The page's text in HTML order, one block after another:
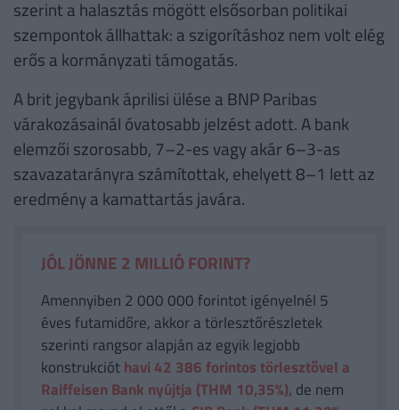
szerint a halasztás mögött elsősorban politikai
szempontok állhattak: a szigorításhoz nem volt elég
erős a kormányzati támogatás.
A brit jegybank áprilisi ülése a BNP Paribas
várakozásainál óvatosabb jelzést adott. A bank
elemzői szorosabb, 7–2-es vagy akár 6–3-as
szavazatarányra számítottak, ehelyett 8–1 lett az
eredmény a kamattartás javára.
JÓL JÖNNE 2 MILLIÓ FORINT?
Amennyiben 2 000 000 forintot igényelnél 5
éves futamidőre, akkor a törlesztőrészletek
szerinti rangsor alapján az egyik legjobb
konstrukcióthavi 42 386 forintos törlesztővel a
Raiffeisen Bank nyújtja (THM 10,35%), de nem